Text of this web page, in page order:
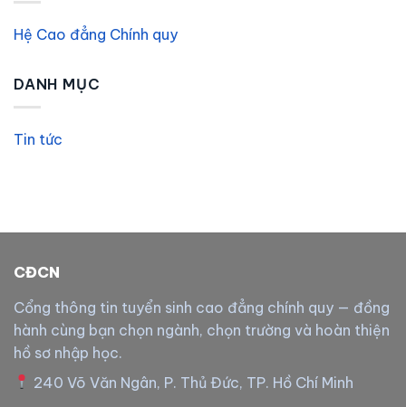
Hệ Cao đẳng Chính quy
DANH MỤC
Tin tức
CĐCN
Cổng thông tin tuyển sinh cao đẳng chính quy — đồng
hành cùng bạn chọn ngành, chọn trường và hoàn thiện
hồ sơ nhập học.
240 Võ Văn Ngân, P. Thủ Đức, TP. Hồ Chí Minh